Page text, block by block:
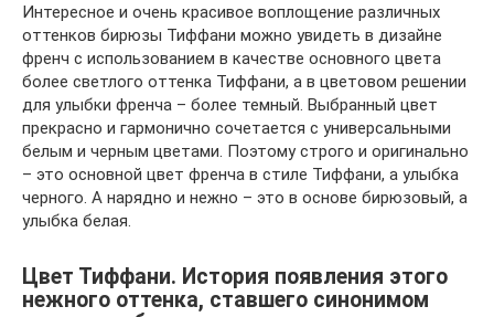
Интересное и очень красивое воплощение различных
оттенков бирюзы Тиффани можно увидеть в дизайне
френч с использованием в качестве основного цвета
более светлого оттенка Тиффани, а в цветовом решении
для улыбки френча – более темный. Выбранный цвет
прекрасно и гармонично сочетается с универсальными
белым и черным цветами. Поэтому строго и оригинально
– это основной цвет френча в стиле Тиффани, а улыбка
черного. А нарядно и нежно – это в основе бирюзовый, а
улыбка белая.
Цвет Тиффани. История появления этого
нежного оттенка, ставшего синонимом